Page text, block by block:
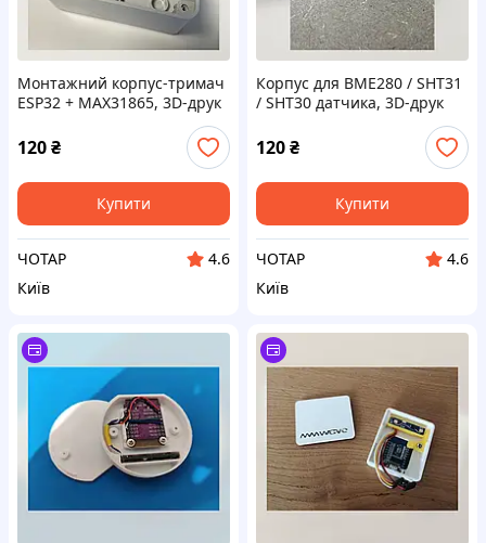
Монтажний корпус-тримач
ESP32 + MAX31865, 3D-друк
120₴
Купити
ЧОТАР
4.6
Київ
Корпус для BME280 / SHT31
/ SHT30 датчика, 3D-друк
120₴
Купити
ЧОТАР
4.6
Київ